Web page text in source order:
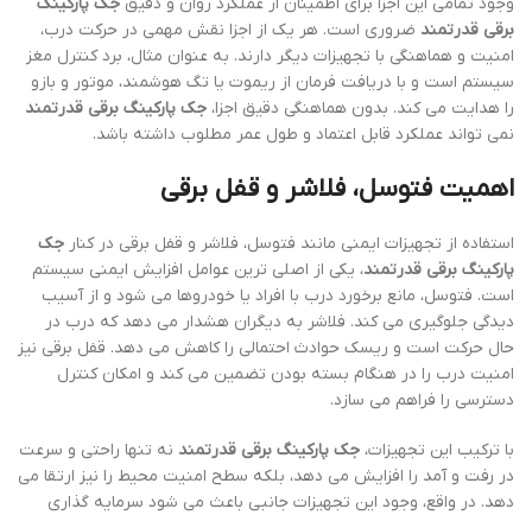
برقی قدرتمند ضروری است. هر یک از اجزا نقش مهمی در حرکت درب،
امنیت و هماهنگی با تجهیزات دیگر دارند. به عنوان مثال، برد کنترل مغز
سیستم است و با دریافت فرمان از ریموت یا تگ هوشمند، موتور و بازو
را هدایت می کند. بدون هماهنگی دقیق اجزا، جک پارکینگ برقی قدرتمند
نمی تواند عملکرد قابل اعتماد و طول عمر مطلوب داشته باشد.
اهمیت فتوسل، فلاشر و قفل برقی
استفاده از تجهیزات ایمنی مانند فتوسل، فلاشر و قفل برقی در کنار جک
پارکینگ برقی قدرتمند، یکی از اصلی ترین عوامل افزایش ایمنی سیستم
است. فتوسل، مانع برخورد درب با افراد یا خودروها می شود و از آسیب
دیدگی جلوگیری می کند. فلاشر به دیگران هشدار می دهد که درب در
حال حرکت است و ریسک حوادث احتمالی را کاهش می دهد. قفل برقی نیز
امنیت درب را در هنگام بسته بودن تضمین می کند و امکان کنترل
دسترسی را فراهم می سازد.
با ترکیب این تجهیزات، جک پارکینگ برقی قدرتمند نه تنها راحتی و سرعت
در رفت و آمد را افزایش می دهد، بلکه سطح امنیت محیط را نیز ارتقا می
دهد. در واقع، وجود این تجهیزات جانبی باعث می شود سرمایه گذاری